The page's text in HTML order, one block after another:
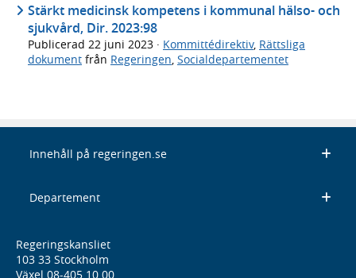
Stärkt medicinsk kompetens i kommunal hälso- och
sjukvård, Dir. 2023:98
Publicerad 22 juni 2023 · Kommittédirektiv, Rättsliga
dokument från Regeringen Socialdepartementet
Innehåll på regeringen.se
Departement
Regeringskansliet
103 33 Stockholm
Växel 08-405 10 00